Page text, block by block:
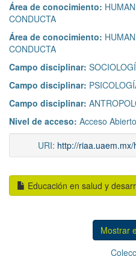
Área de conocimiento:
CONDUCTA
Área de conocimiento:
CONDUCTA
Campo disciplinar:
Campo disciplinar:
Campo disciplinar:
Nivel de acceso: Acceso Abierto
URI: http://
Educación en salud y
Mostrar